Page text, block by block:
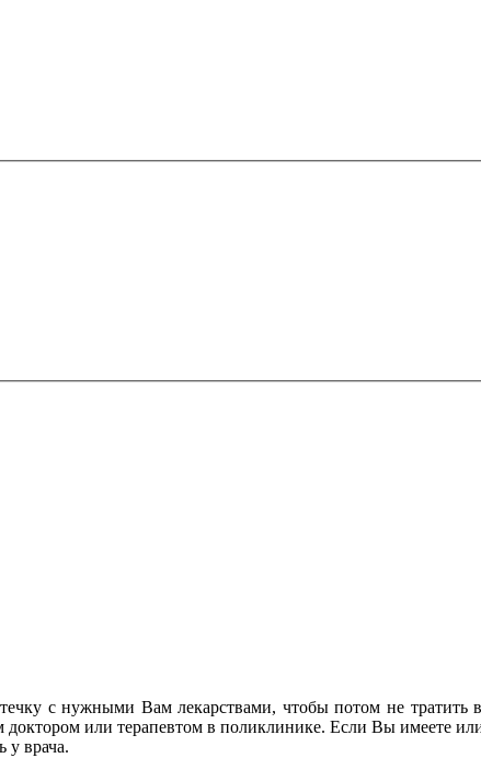
с нужными Вам лекарствами, чтобы потом не тратить
доктором или терапевтом в поликлинике. Если Вы имеете
у врача.